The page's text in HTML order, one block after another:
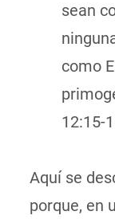
sean
como
12:15-
Aquí se
porque, en